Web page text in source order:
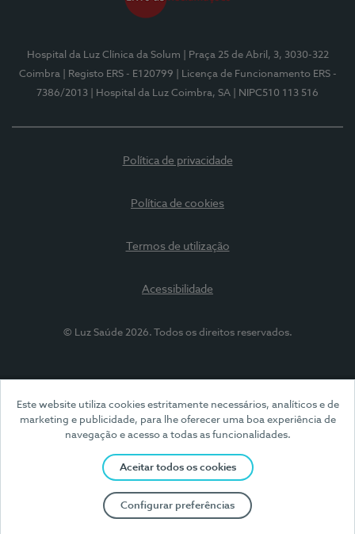
Este website utiliza cookies estritamente necessários, analíticos e de
marketing e publicidade, para lhe oferecer uma boa experiência de
navegação e acesso a todas as funcionalidades.
Aceitar todos os cookies
Configurar preferências
Hospital da Luz Clínica da Solum
| Praça 25 de Abril, 3, 3030-322
Coimbra
| Registo ERS - E120799
| Licença de Funcionamento ERS -
7386/2013
| Hospital da Luz Coimbra, SA | NIPC510 113 516
Política de privacidade
Política de cookies
Termos de utilização
Acessibilidade
© Luz Saúde 2026. Todos os direitos reservados.